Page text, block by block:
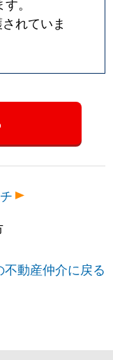
れていま
不動産仲介に戻る